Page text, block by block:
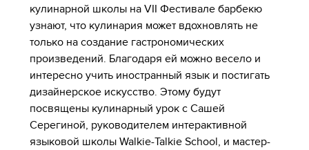
кулинарной школы на VII Фестивале барбекю
узнают, что кулинария может вдохновлять не
только на создание гастрономических
произведений. Благодаря ей можно весело и
интересно учить иностранный язык и постигать
дизайнерское искусство. Этому будут
посвящены кулинарный урок с Сашей
Серегиной, руководителем интерактивной
языковой школы Walkie-Talkie School, и мастер-